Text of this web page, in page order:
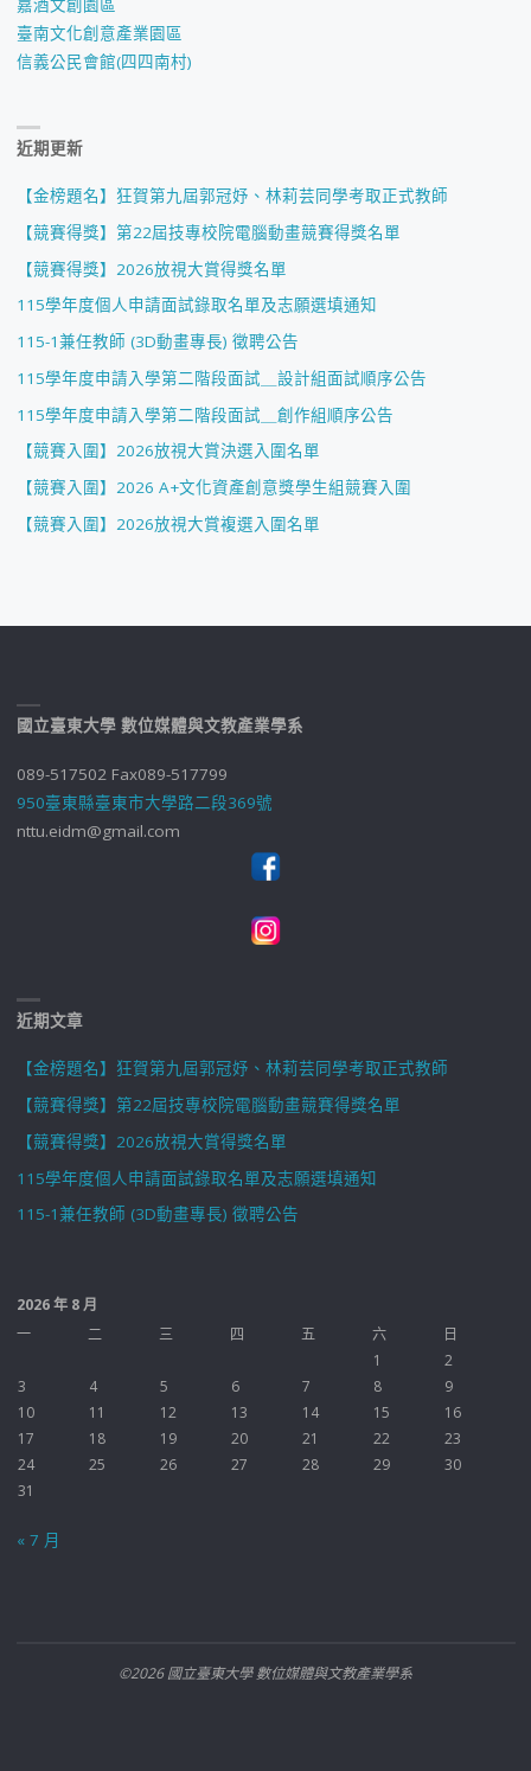
嘉酒文創園區
臺南文化創意產業園區
信義公民會館(四四南村)
近期更新
【金榜題名】狂賀第九屆郭冠妤、林莉芸同學考取正式教師
【競賽得獎】第22屆技專校院電腦動畫競賽得獎名單
【競賽得獎】2026放視大賞得獎名單
115學年度個人申請面試錄取名單及志願選填通知
115-1兼任教師 (3D動畫專長) 徵聘公告
115學年度申請入學第二階段面試＿設計組面試順序公告
115學年度申請入學第二階段面試＿創作組順序公告
【競賽入圍】2026放視大賞決選入圍名單
【競賽入圍】2026 A+文化資產創意獎學生組競賽入圍
【競賽入圍】2026放視大賞複選入圍名單
國立臺東大學 數位媒體與文教產業學系
089-517502 Fax089-517799
950臺東縣臺東市大學路二段369號
nttu.eidm@gmail.com
近期文章
【金榜題名】狂賀第九屆郭冠妤、林莉芸同學考取正式教師
【競賽得獎】第22屆技專校院電腦動畫競賽得獎名單
【競賽得獎】2026放視大賞得獎名單
115學年度個人申請面試錄取名單及志願選填通知
115-1兼任教師 (3D動畫專長) 徵聘公告
2026 年 8 月
一
二 三 四 五 六
日
1
2
3
4 5 6 7 8
9
10
11 12 13 14 15
16
17
18 19 20 21 22
23
24
25 26 27 28 29
30
31
« 7 月
©2026 國立臺東大學 數位媒體與文教產業學系